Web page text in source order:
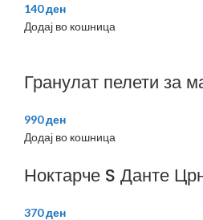
140ден
Додај во кошница
Гранулат пелети за
990ден
Додај во кошница
Ноктарче S Данте
370ден